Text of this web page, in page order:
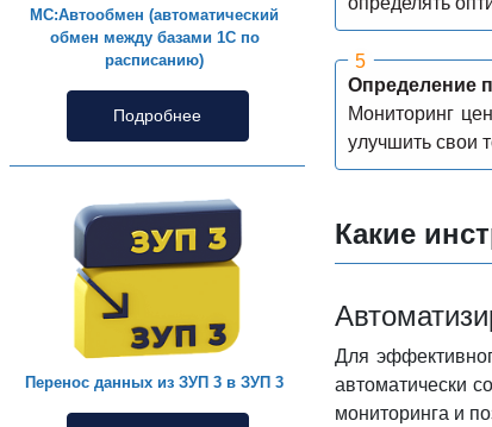
МС:Автообмен (автоматический
обмен между базами 1С по
расписанию)
Подробнее
Перенос данных из ЗУП 3 в ЗУП 3
Определение
Мониторинг
улучшить свои
Какие
Для
автоматически
мониторинга и